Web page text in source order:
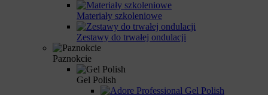
Materiały szkoleniowe
Zestawy do trwałej ondulacji
Paznokcie
Gel Polish